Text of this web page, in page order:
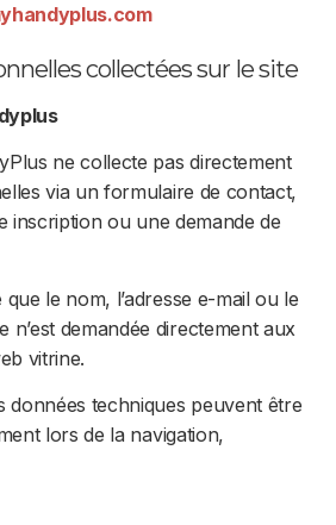
collectées sur le site
ne collecte pas directement
via un formulaire de contact,
inscription ou une demande de
le nom, l’adresse e-mail ou le
n’est demandée directement aux
vitrine.
données techniques peuvent être
lors de la navigation,